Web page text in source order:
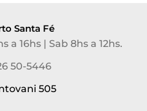
Santa Fé
a 16hs | Sab 8hs a 12hs.
50-5446
505